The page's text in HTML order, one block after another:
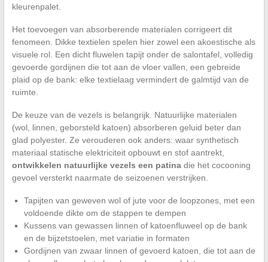
kleurenpalet.
Het toevoegen van absorberende materialen corrigeert dit
fenomeen. Dikke textielen spelen hier zowel een akoestische als
visuele rol. Een dicht fluwelen tapijt onder de salontafel, volledig
gevoerde gordijnen die tot aan de vloer vallen, een gebreide
plaid op de bank: elke textielaag vermindert de galmtijd van de
ruimte.
De keuze van de vezels is belangrijk. Natuurlijke materialen
(wol, linnen, geborsteld katoen) absorberen geluid beter dan
glad polyester. Ze verouderen ook anders: waar synthetisch
materiaal statische elektriciteit opbouwt en stof aantrekt,
ontwikkelen natuurlijke vezels een patinadie het cocooning
gevoel versterkt naarmate de seizoenen verstrijken.
Tapijten van geweven wol of jute voor de loopzones, met een
voldoende dikte om de stappen te dempen
Kussens van gewassen linnen of katoenfluweel op de bank
en de bijzetstoelen, met variatie in formaten
Gordijnen van zwaar linnen of gevoerd katoen, die tot aan de